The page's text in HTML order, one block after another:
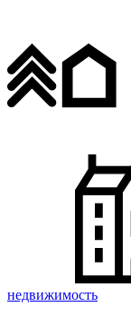
недвижимость